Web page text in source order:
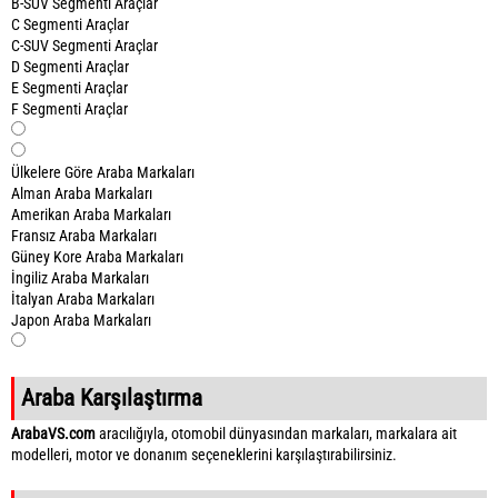
B-SUV Segmenti Araçlar
C Segmenti Araçlar
C-SUV Segmenti Araçlar
D Segmenti Araçlar
E Segmenti Araçlar
F Segmenti Araçlar
Ülkelere Göre Araba Markaları
Alman Araba Markaları
Amerikan Araba Markaları
Fransız Araba Markaları
Güney Kore Araba Markaları
İngiliz Araba Markaları
İtalyan Araba Markaları
Japon Araba Markaları
Araba Karşılaştırma
ArabaVS.comaracılığıyla, otomobil dünyasından markaları, markalara ait
modelleri, motor ve donanım seçeneklerini karşılaştırabilirsiniz.